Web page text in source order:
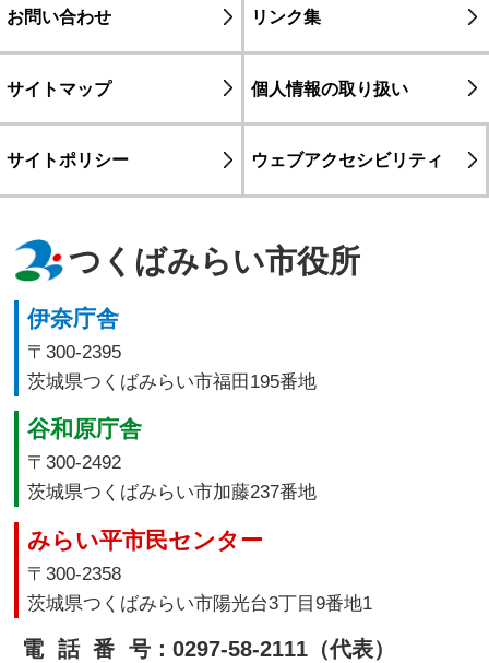
お問い合わせ リンク集
サイトマップ 個人情報の取り扱い
サイトポリシー ウェブアクセシビリティ
つくばみらい市役所
伊奈庁舎
〒300-2395
茨城県つくばみらい市福田195番地
谷和原庁舎
〒300-2492
茨城県つくばみらい市加藤237番地
みらい平市民センター
〒300-2358
茨城県つくばみらい市陽光台3丁目9番地1
電話番号：0297-58-2111（代表）